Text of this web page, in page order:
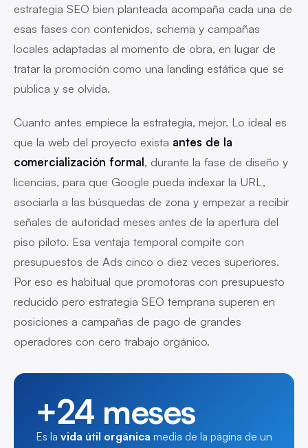
estrategia SEO bien planteada acompaña cada una de
esas fases con contenidos, schema y campañas
locales adaptadas al momento de obra, en lugar de
tratar la promoción como una landing estática que se
publica y se olvida.
Cuanto antes empiece la estrategia, mejor. Lo ideal es
que la web del proyecto exista antes de la
comercialización formal, durante la fase de diseño y
licencias, para que Google pueda indexar la URL,
asociarla a las búsquedas de zona y empezar a recibir
señales de autoridad meses antes de la apertura del
piso piloto. Esa ventaja temporal compite con
presupuestos de Ads cinco o diez veces superiores.
Por eso es habitual que promotoras con presupuesto
reducido pero estrategia SEO temprana superen en
posiciones a campañas de pago de grandes
operadores con cero trabajo orgánico.
+24 meses
Es la vida útil orgánica media de la página de un